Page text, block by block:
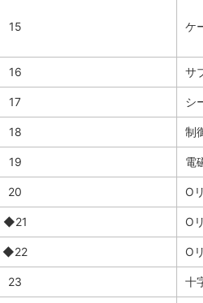
15 ケ
16 サ
17 シ
18 制
19 電
20 O
◆21 O
◆22 O
23 十